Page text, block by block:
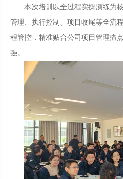
本次培训以全过程实操演练为
管理、执行控制、项目收尾等全流
程管控，精准贴合公司项目管理痛
强。